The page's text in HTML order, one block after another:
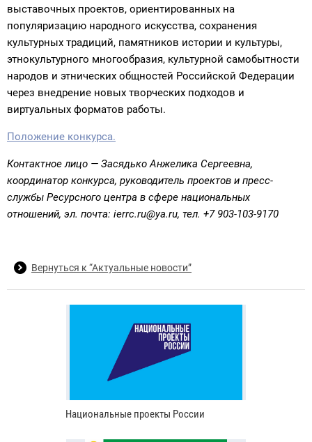
выставочных проектов, ориентированных на
популяризацию народного искусства, сохранения
культурных традиций, памятников истории и культуры,
этнокультурного многообразия, культурной самобытности
народов и этнических общностей Российской Федерации
через внедрение новых творческих подходов и
виртуальных форматов работы.
Положение конкурса.
Контактное лицо — Засядько Анжелика Сергеевна,
координатор конкурса, руководитель проектов и пресс-
службы Ресурсного центра в сфере национальных
отношений, эл. почта: ierrc.ru@ya.ru, тел. +7 903-103-9170
Вернуться к “Актуальные новости”
Национальные проекты России